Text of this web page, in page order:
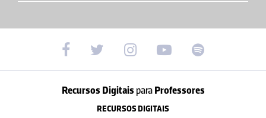
Recursos Digitais paraProfessores
RECURSOS DIGITAIS